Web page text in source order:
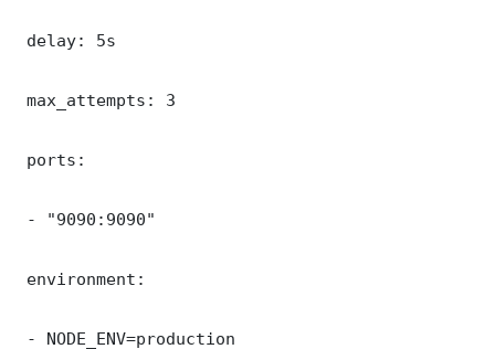
delay: 5s
max_attempts: 3
ports:
- "9090:9090"
environment:
- NODE_ENV=production